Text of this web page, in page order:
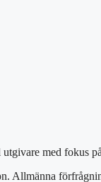
med fokus
Allmänna